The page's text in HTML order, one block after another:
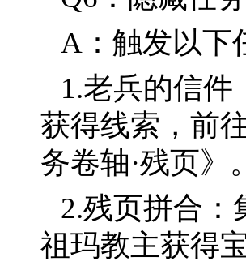
A：触发以下
1.老兵的信
获得线索，前
务卷轴·残页》。
2.残页拼合：
祖玛教主获得